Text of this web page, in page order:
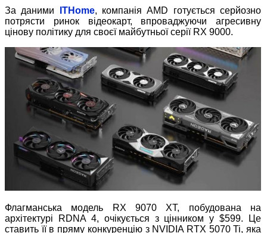
За даними
ITHome, компанія AMD готується серйозно
потрясти ринок відеокарт, впроваджуючи агресивну
цінову політику для своєї майбутньої серії RX 9000.
Флагманська модель RX 9070 XT, побудована на
архітектурі RDNA 4, очікується з цінником у $599. Це
ставить її в пряму конкуренцію з NVIDIA RTX 5070 Ti, яка